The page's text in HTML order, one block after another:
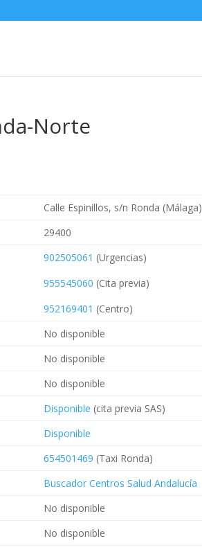
Norte
Calle Espinillos, s/n Ronda (Málaga)
29400
902505061 (Urgencias)
955545060 (Cita previa)
952169401 (Centro)
No disponible
No disponible
No disponible
Disponible (cita previa SAS)
Disponible
654501469 (Taxi Ronda)
Buscador Centros Salud Andalucía
No disponible
No disponible